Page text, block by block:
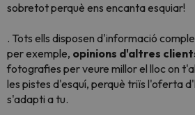
sobretot perquè ens encanta esquiar!
. Tots ells disposen d'informació
per exemple, opinions d'altres
fotografies per veure millor el lloc on
les pistes d'esquí, perquè triïs l'oferta
s'adapti a tu.